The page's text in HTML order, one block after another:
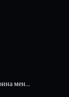
мен...